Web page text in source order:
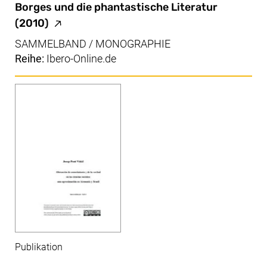
Borges und die phantastische Literatur
(2010) (externer Link, öffnet neues Fenster,
SAMMELBAND / MONOGRAPHIE
Reihe: Ibero-Online.de
Publikation